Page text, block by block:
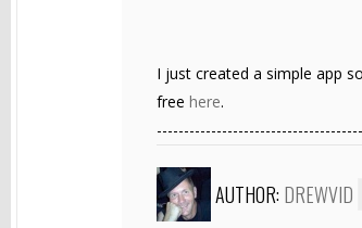
I just created a simple app
free here.
AUTHOR: DREWVID